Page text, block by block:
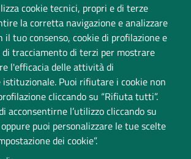
cookie tecnici, propri e di terze
la corretta navigazione e analizzare
il tuo consenso, cookie di profilazione e
tracciamento di terzi per mostrare
l'efficacia delle attività di
istituzionale. Puoi rifiutare i cookie non
cliccando su “Rifiuta tutti”.
acconsentirne l’utilizzo cliccando su
puoi personalizzare le tue scelte
dei cookie”.
Studi dell'Insubria
2, 21100 Varese